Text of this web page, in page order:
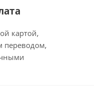
картой,
переводом,